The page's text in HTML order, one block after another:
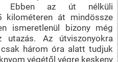
Ebben az út nélküli
kilométeren át mindössze
ismeretlenül bizony még
Az útviszonyokra
három óra alatt tudjuk
végétől végre keskeny